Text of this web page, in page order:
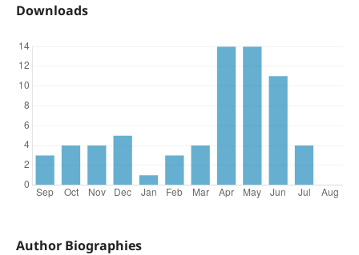
Downloads
Author Biographies